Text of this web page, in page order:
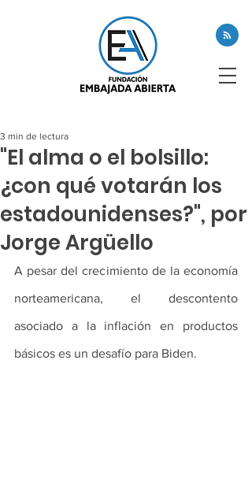
"El alma o el bolsillo:
¿con qué votarán los
estadounidenses?", por
Jorge Argüello
3 min de lectura
A pesar del crecimiento de la economía
norteamericana, el descontento
asociado a la inflación en productos
básicos es un desafío para Biden.